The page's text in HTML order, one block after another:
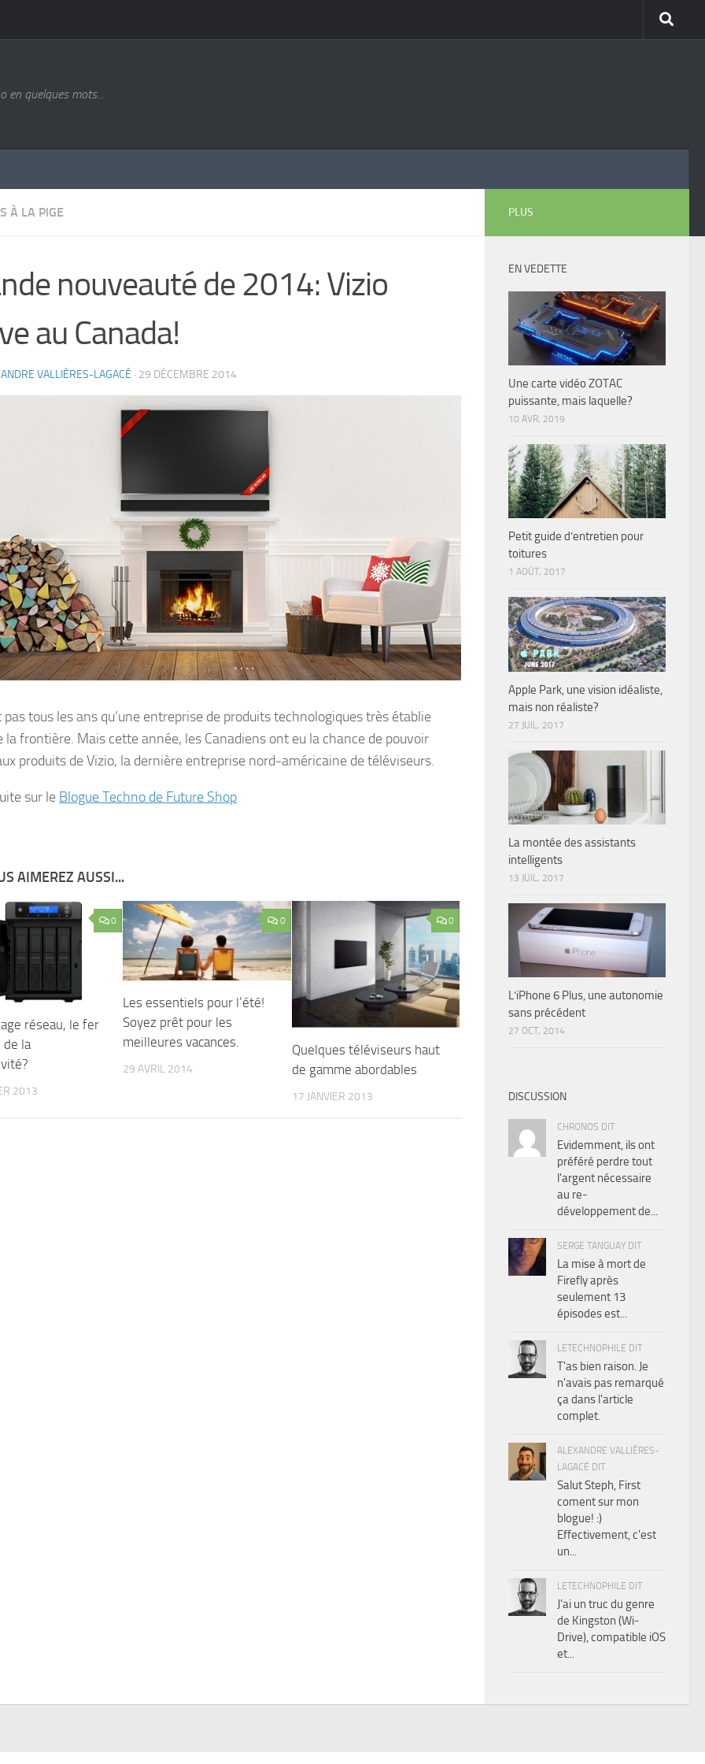
en quelques mots...
À LA PIGE
nouveauté de 2014: Vizio
au Canada!
VALLIÈRES-LAGACÉ · 29 DÉCEMBRE 2014
pas tous les ans qu’une entreprise de produits technologiques très établie
la frontière. Mais cette année, les Canadiens ont eu la chance de pouvoir
produits de Vizio, la dernière entreprise nord-américaine de téléviseurs.
sur le Blogue Techno de Future Shop
AIMEREZ AUSSI...
0
réseau, le fer
de la
2013
0
Les essentiels pour l’été!
Soyez prêt pour les
meilleures vacances.
29 AVRIL 2014
0
Quelques téléviseurs haut
de gamme abordables
17 JANVIER 2013
PLUS
EN VEDETTE
Une carte vidéo ZOTAC
puissante, mais laquelle?
10 AVR, 2019
Petit guide d’entretien pour
toitures
1 AOÛT, 2017
Apple Park, une vision idéaliste,
mais non réaliste?
27 JUIL, 2017
La montée des assistants
intelligents
13 JUIL, 2017
L’iPhone 6 Plus, une autonomie
sans précédent
27 OCT, 2014
DISCUSSION
CHRONOS DIT
Evidemment, ils ont
préféré perdre tout
l'argent nécessaire
au re-
développement de...
SERGE TANGUAY DIT
La mise à mort de
Firefly après
seulement 13
épisodes est...
LETECHNOPHILE DIT
T'as bien raison. Je
n'avais pas remarqué
ça dans l'article
complet.
ALEXANDRE VALLIÈRES-
LAGACÉ DIT
Salut Steph, First
coment sur mon
blogue! :)
Effectivement, c'est
un...
LETECHNOPHILE DIT
J'ai un truc du genre
de Kingston (Wi-
Drive), compatible iOS
et...